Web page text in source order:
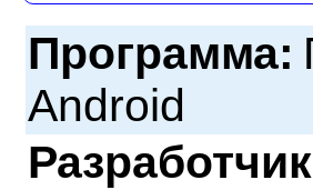
Программа:
Android